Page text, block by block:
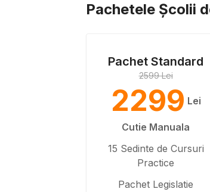
Pachetele Școlii
Pachet Standard
2599 Lei
2299 Lei
Cutie Manuala
15 Sedinte de Cursuri
Practice
Pachet Legislatie